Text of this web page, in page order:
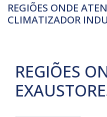
REGIÕES ONDE
CLIMATIZADOR
REGIÕES